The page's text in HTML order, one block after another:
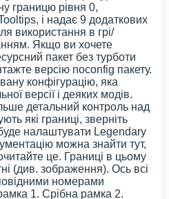
границю рівня 0,
і надає 9 додаткових
використання в грі/
Якщо ви хочете
пакет без турботи
версію noconfig пакету.
конфігурацію, яка
версії і деяких модів.
детальний контроль над
які границі, зверніть
налаштувати Legendary
можна знайти тут,
це. Границі в цьому
(див. зображення). Ось всі
номерами
1. Срібна рамка 2.